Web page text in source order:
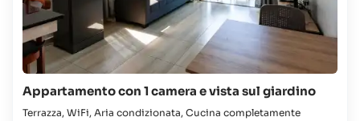
Appartamento con 1 camera e vista sul giardino
Terrazza, WiFi, Aria condizionata, Cucina completamente